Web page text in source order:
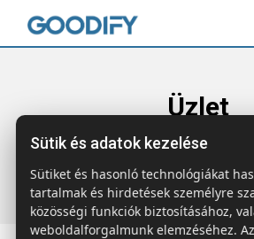
Üzlet
Főoldal Termékek Technológia &
Bambusz kulcstartó /
Sütik és adatok kezelése
Sütiket és hasonló technológiákat
tartalmak és hirdetések személyre
közösségi funkciók biztosításához,
weboldalforgalmunk elemzéséhez. Az